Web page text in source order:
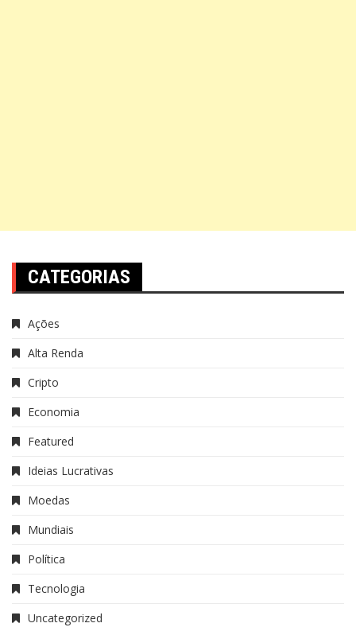
CATEGORIAS
Ações
Alta Renda
Cripto
Economia
Featured
Ideias Lucrativas
Moedas
Mundiais
Política
Tecnologia
Uncategorized